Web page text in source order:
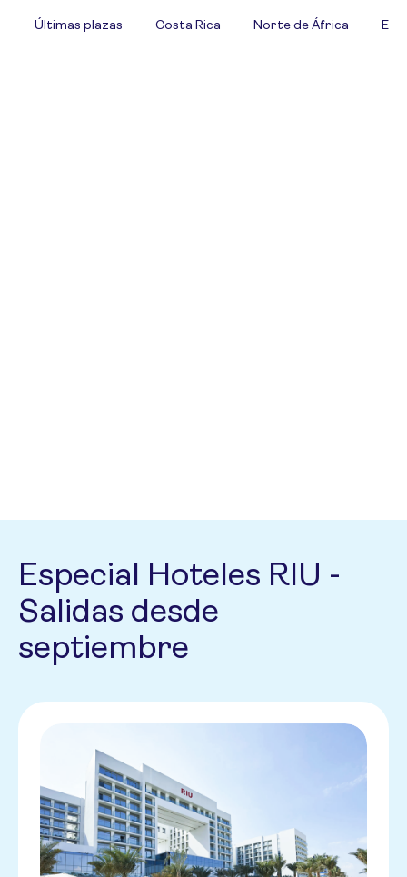
Últimas plazas Costa Rica Norte de África
Especial Hoteles RIU -
Salidas desde
septiembre